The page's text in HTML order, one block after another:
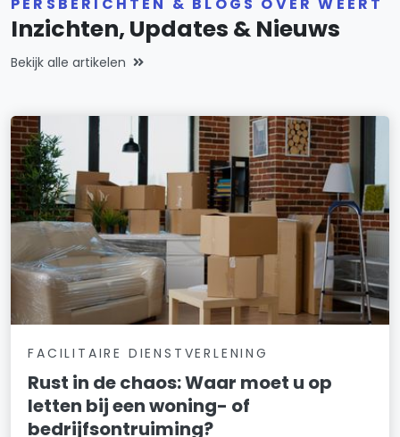
PERSBERICHTEN & BLOGS OVER WEERT
Inzichten, Updates & Nieuws
Bekijk alle artikelen
FACILITAIRE DIENSTVERLENING
Rust in de chaos: Waar moet u op
letten bij een woning- of
bedrijfsontruiming?